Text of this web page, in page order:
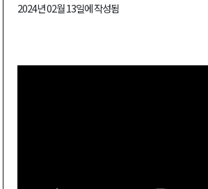
2024년 02월 13일에 작성됨